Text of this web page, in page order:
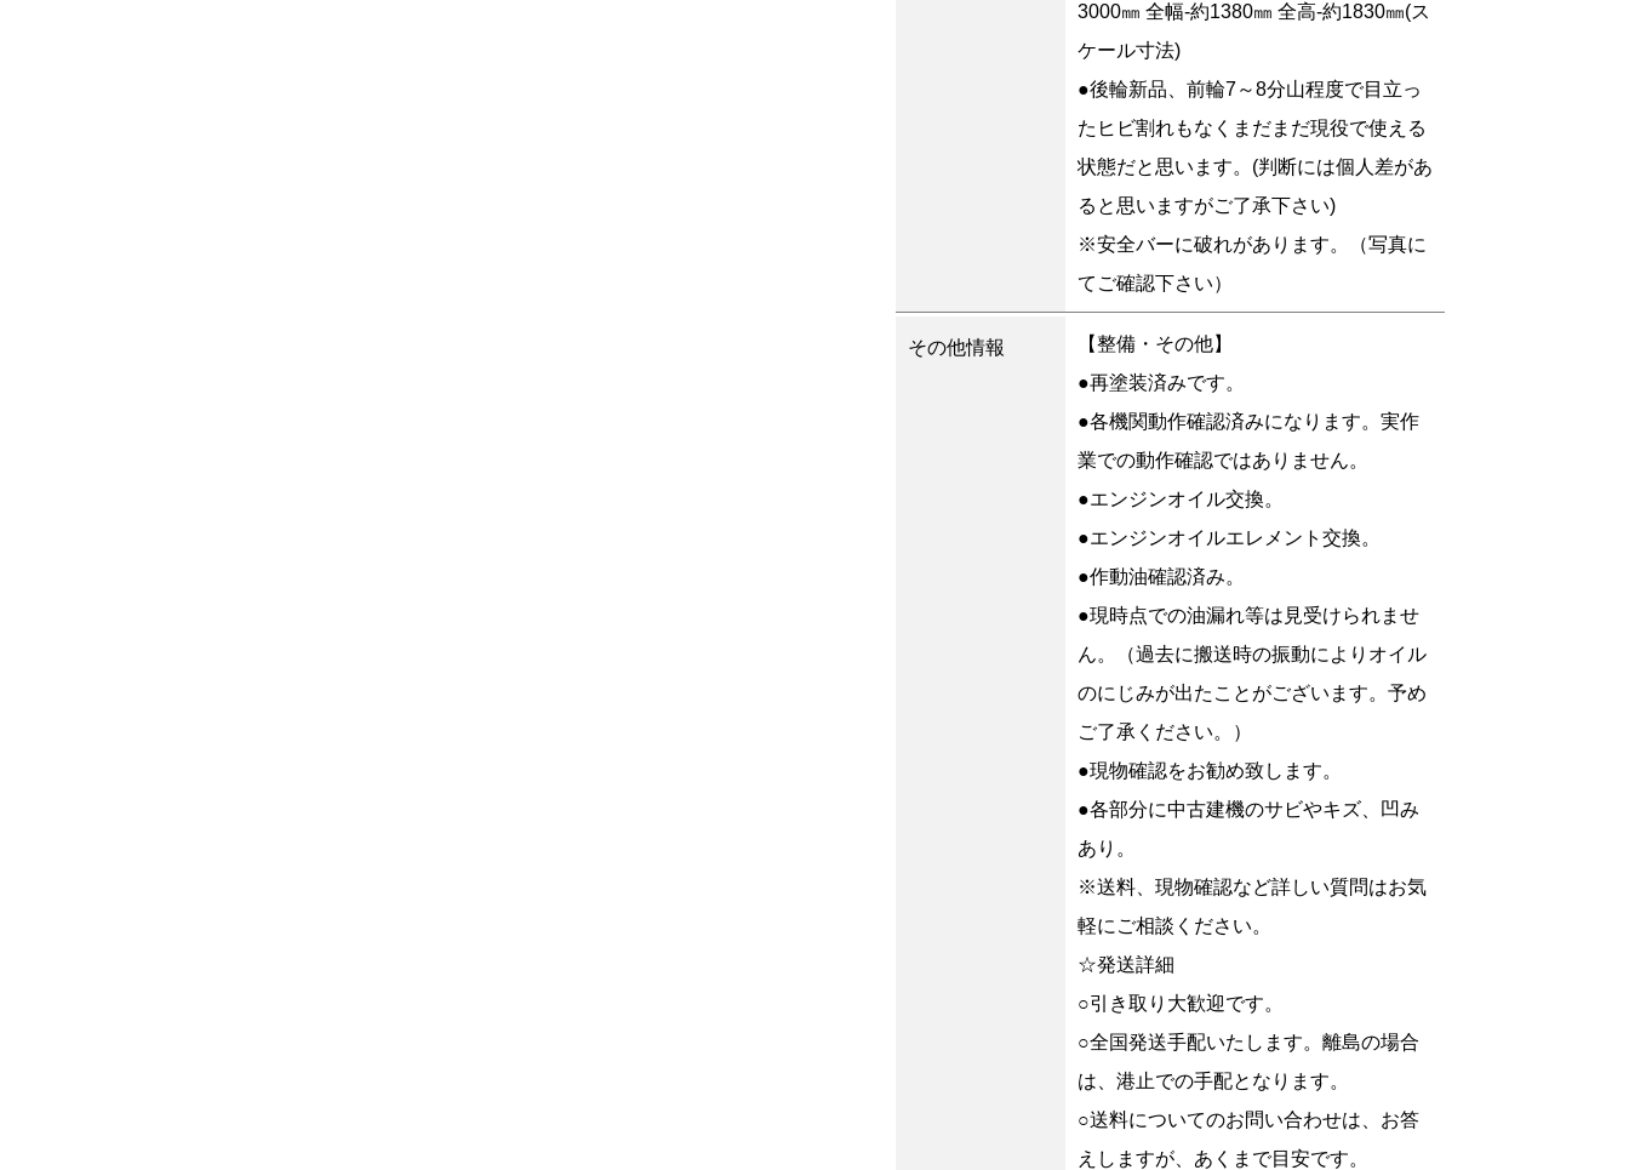
3000㎜ 全幅-約1380㎜ 全高-約1830㎜(ス
ケール寸法)
●後輪新品、前輪7～8分山程度で目立っ
たヒビ割れもなくまだまだ現役で使える
状態だと思います。(判断には個人差があ
ると思いますがご了承下さい)
※安全バーに破れがあります。（写真に
てご確認下さい）
その他情報
【整備・その他】
●再塗装済みです。
●各機関動作確認済みになります。実作
業での動作確認ではありません。
●エンジンオイル交換。
●エンジンオイルエレメント交換。
●作動油確認済み。
●現時点での油漏れ等は見受けられませ
ん。（過去に搬送時の振動によりオイル
のにじみが出たことがございます。予め
ご了承ください。）
●現物確認をお勧め致します。
●各部分に中古建機のサビやキズ、凹み
あり。
※送料、現物確認など詳しい質問はお気
軽にご相談ください。
☆発送詳細
○引き取り大歓迎です。
○全国発送手配いたします。離島の場合
は、港止での手配となります。
○送料についてのお問い合わせは、お答
えしますが、あくまで目安です。